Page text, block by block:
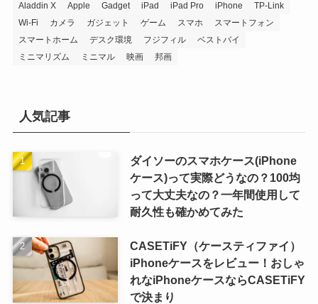
Aladdin X Apple Gadget iPad iPad Pro iPhone
TP-Link
Wi-Fi
カメラ ガジェット ゲーム スマホ
スマートフォン
スマートホーム
デスク環境 フジフィル
ベストバイ
ミニマリズム
ミニマル 映画 邦画
人気記事
ダイソーのスマホケース(iPhone
ケース)って実際どうなの？100均
って大丈夫なの？一年間使用して
耐久性も確かめてみた
CASETiFY（ケースティファイ）
iPhoneケースをレビュー！おしゃ
れなiPhoneケースならCASETiFY
で決まり